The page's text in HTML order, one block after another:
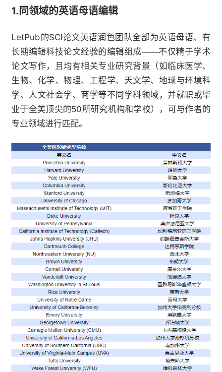
1. 同领域的英语母语编辑
LetPub 的SCI论文英语润色团队全部为英语母语、有
长期编辑科技论文经验的编辑组成——不仅精于学术
论文写作，且均有相关专业研究背景（如临床医学、
生物、化学、物理、工程学、天文学、地球与环境科
学、人文社会学、商学等不同学科领域，并就职或毕
业于全美顶尖的50所研究机构和学校），可与作者的
专业领域进行匹配。